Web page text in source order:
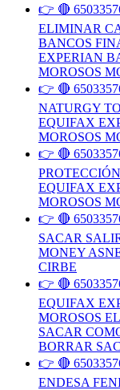
👉 🔴
ELIMINAR
BANCOS
EXPERIAN
MOROSOS
👉 🔴
NATURGY
EQUIFAX
MOROSOS
👉 🔴
EQUIFAX
MOROSOS
👉 🔴
SACAR
MONEY
CIRBE
👉 🔴
EQUIFAX
MOROSOS
SACAR
BORRAR
👉 🔴
ENDESA